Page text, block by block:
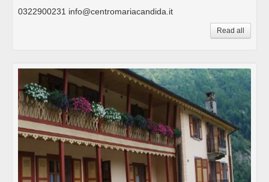
0322900231 info@centromariacandida.it
Read all